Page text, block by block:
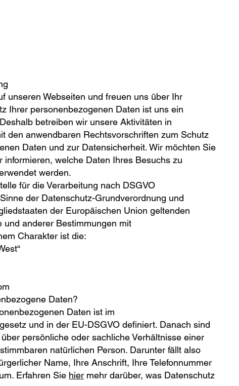
unseren Webseiten und freuen uns über Ihr
Ihrer personenbezogenen Daten ist uns ein
betreiben wir unsere Aktivitäten in
den anwendbaren Rechtsvorschriften zum Schutz
Daten und zur Datensicherheit. Wir möchten Sie
informieren, welche Daten Ihres Besuchs zu
werden.
für die Verarbeitung nach DSGVO
der Datenschutz-Grundverordnung und
der Europäischen Union geltenden
und anderer Bestimmungen mit
Charakter ist die:
Daten?
Daten ist im
und in der EU-DSGVO definiert. Danach sind
persönliche oder sachliche Verhältnisse einer
natürlichen Person. Darunter fällt also
Name, Ihre Anschrift, Ihre Telefonnummer
Erfahren Sie hier mehr darüber, was Datenschutz